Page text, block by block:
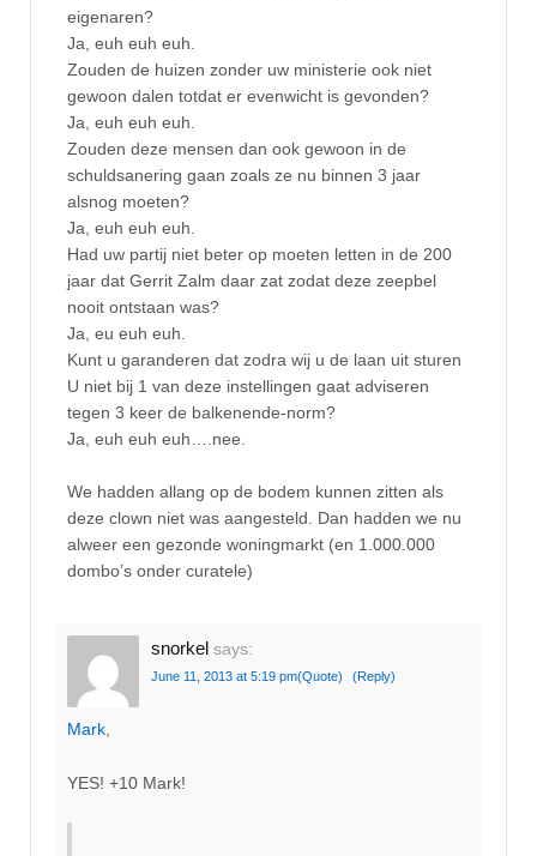
eigenaren?
Ja, euh euh euh.
Zouden de huizen zonder uw ministerie ook niet
gewoon dalen totdat er evenwicht is gevonden?
Ja, euh euh euh.
Zouden deze mensen dan ook gewoon in de
schuldsanering gaan zoals ze nu binnen 3 jaar
alsnog moeten?
Ja, euh euh euh.
Had uw partij niet beter op moeten letten in de 200
jaar dat Gerrit Zalm daar zat zodat deze zeepbel
nooit ontstaan was?
Ja, eu euh euh.
Kunt u garanderen dat zodra wij u de laan uit sturen
U niet bij 1 van deze instellingen gaat adviseren
tegen 3 keer de balkenende-norm?
Ja, euh euh euh….nee.
We hadden allang op de bodem kunnen zitten als
deze clown niet was aangesteld. Dan hadden we nu
alweer een gezonde woningmarkt (en 1.000.000
dombo’s onder curatele)
snorkel says:
June 11, 2013 at 5:19 pm(Quote) (Reply)
Mark,
YES! +10 Mark!